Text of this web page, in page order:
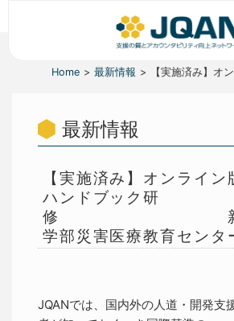
Home 最新情報 【実施済み】オ
最新情報
【実施済み】オンライ
ハンドブック研
修 新潟大
学部災害医療教育センタ
JQANでは、国内外の人道・開発支